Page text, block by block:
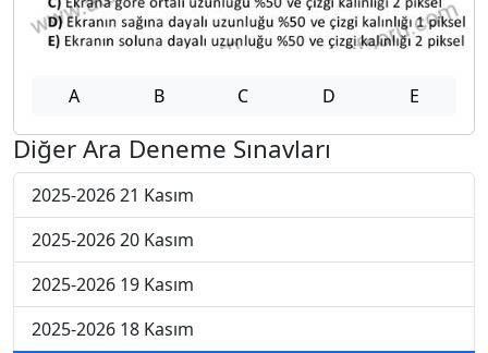
A B C D E
Diğer Ara Deneme Sınavları
2025-2026 21 Kasım
2025-2026 20 Kasım
2025-2026 19 Kasım
2025-2026 18 Kasım